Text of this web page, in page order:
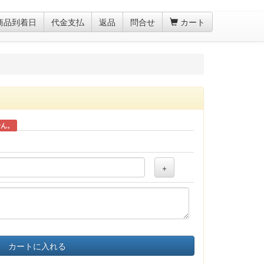
品到着日 代金支払 返品 問合せ カート
。
+
カートに入れる